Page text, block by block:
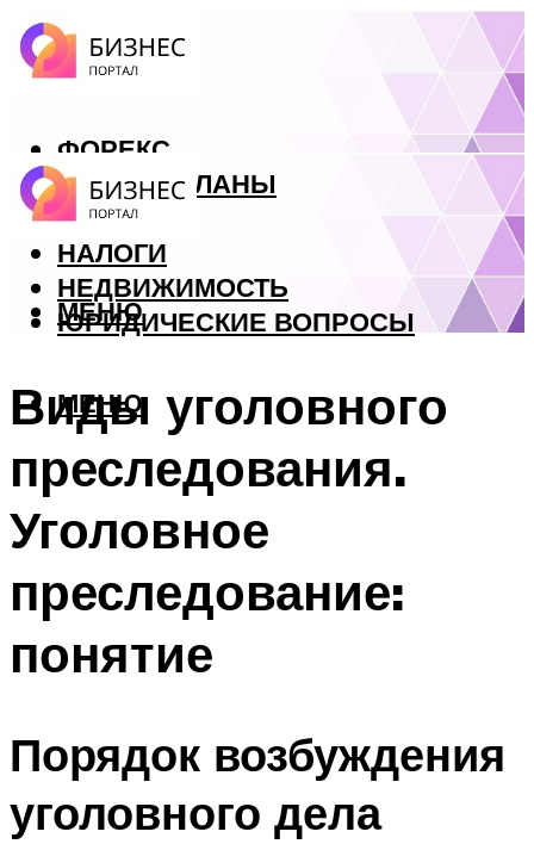
ФОРЕКС
БИЗНЕС ПЛАНЫ
КРЕДИТЫ
НАЛОГИ
НЕДВИЖИМОСТЬ
ЮРИДИЧЕСКИЕ ВОПРОСЫ
МЕНЮ
МЕНЮ
Виды уголовного
преследования.
Уголовное
преследование:
понятие
Порядок возбуждения
уголовного дела